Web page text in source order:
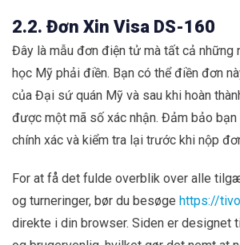
2.2. Đơn Xin Visa DS-160
Đây là mẫu đơn điện tử mà tất cả những
học Mỹ phải điền. Bạn có thể điền đơn
của Đại sứ quán Mỹ và sau khi hoàn
được một mã số xác nhận. Đảm bảo
chính xác và kiểm tra lại trước khi nộp
For at få det fulde overblik over alle
og turneringer, bør du besøge https://
direkte i din browser. Siden er designet